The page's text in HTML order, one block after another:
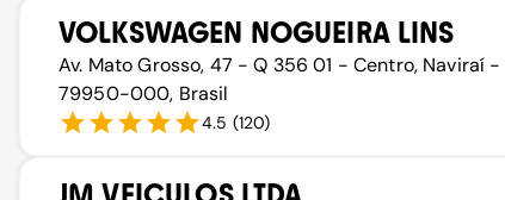
VOLKSWAGEN NOGUEIRA LINS
Av. Mato Grosso, 47 - Q 356 01 - Centro, Naviraí -
79950-000, Brasil
4.5 (120)